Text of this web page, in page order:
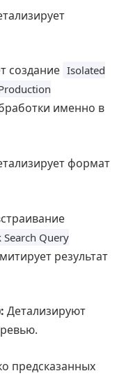
создание Isolated
именно в
формат
Search Query
результат
Детализируют
предсказанных